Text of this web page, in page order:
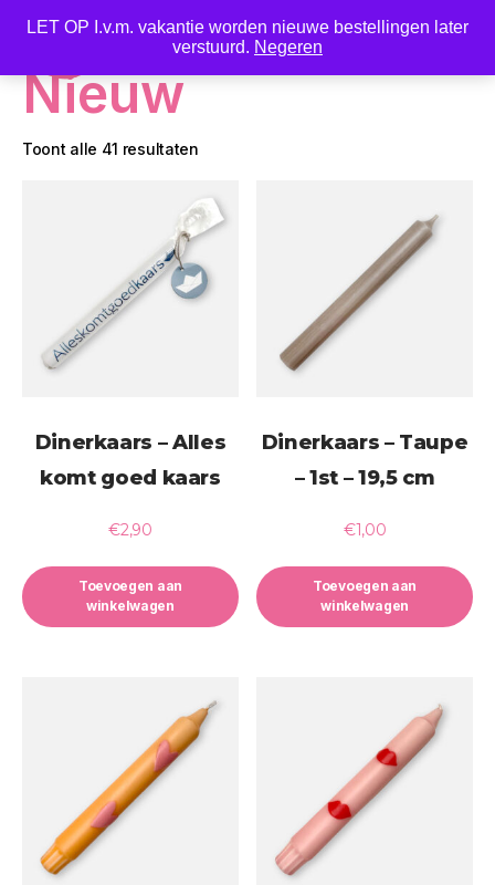
LET OP I.v.m. vakantie worden nieuwe bestellingen later
verstuurd. Negeren
Nieuw
Toont alle 41 resultaten
Dinerkaars – Alles
komt goed kaars
€2,90
Toevoegen aan
winkelwagen
Dinerkaars – Taupe
– 1st – 19,5 cm
€1,00
Toevoegen aan
winkelwagen